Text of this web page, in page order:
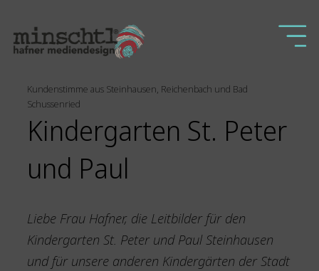
Kundenstimme aus Steinhausen, Reichenbach und Bad
Schussenried
Kindergarten St. Peter
und Paul
Liebe Frau Hafner, die Leitbilder für den
Kindergarten St. Peter und Paul Steinhausen
und für unsere anderen Kindergärten der Stadt